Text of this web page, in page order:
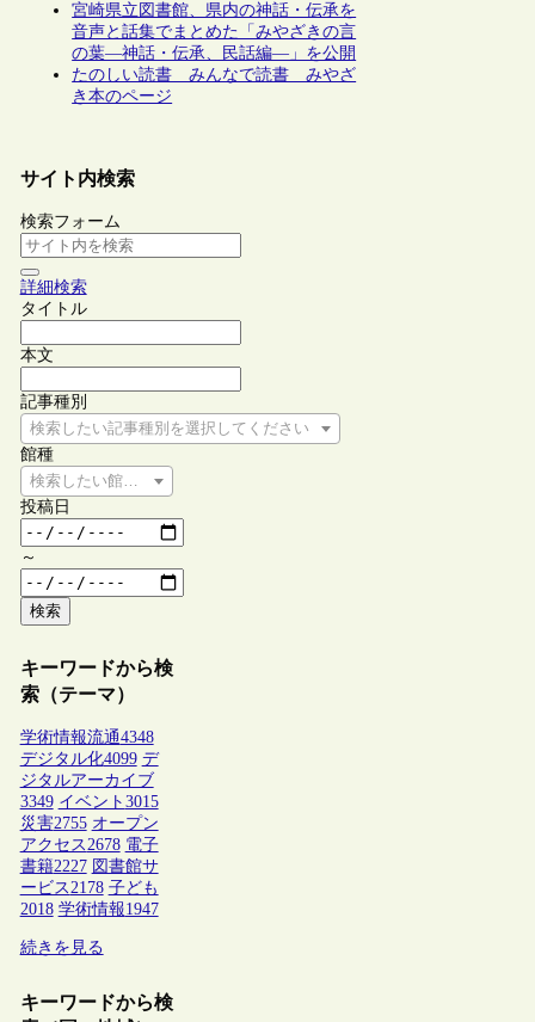
宮崎県立図書館、県内の神話・伝承を
音声と話集でまとめた「みやざきの言
の葉―神話・伝承、民話編―」を公開
たのしい読書 みんなで読書 みやざ
き本のページ
サイト内検索
検索フォーム
詳細検索
タイトル
本文
記事種別
検索したい記事種別を選択してください
館種
検索したい館種を選択してください
投稿日
～
検索
キーワードから検
索（テーマ）
学術情報流通4348
デジタル化4099 デ
ジタルアーカイブ
3349 イベント 3015
災害2755 オープン
アクセス2678 電子
書籍2227 図書館サ
ービス2178 子ども
2018 学術情報1947
続きを見る
キーワードから検